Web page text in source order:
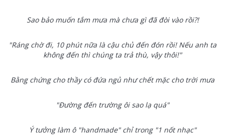
Sao bảo muốn tắm mưa mà chưa gì đã đòi vào rồi?!
"Ráng chờ đi, 10 phút nữa là cậu chủ đến đón rồi! Nếu anh ta
không đến thì chúng ta trả thù, vậy thôi!"
Bằng chứng cho thầy có đứa ngủ như chết mặc cho trời mưa
"Đường đến trường ôi sao lạ quá"
Ý tưởng làm ô "handmade" chỉ trong "1 nốt nhạc"